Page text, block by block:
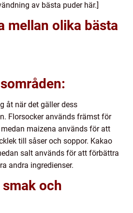
av bästa puder här.]
mellan olika bästa
åt när det gäller dess
Florsocker används främst för
maizena används för att
till såser och soppor. Kakao
salt används för att förbättra
andra ingredienser.
och